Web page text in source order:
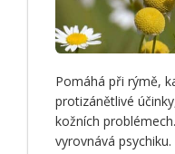
Pomáhá při rýmě,
protizánětlivé
kožních
vyrovnává psychiku.